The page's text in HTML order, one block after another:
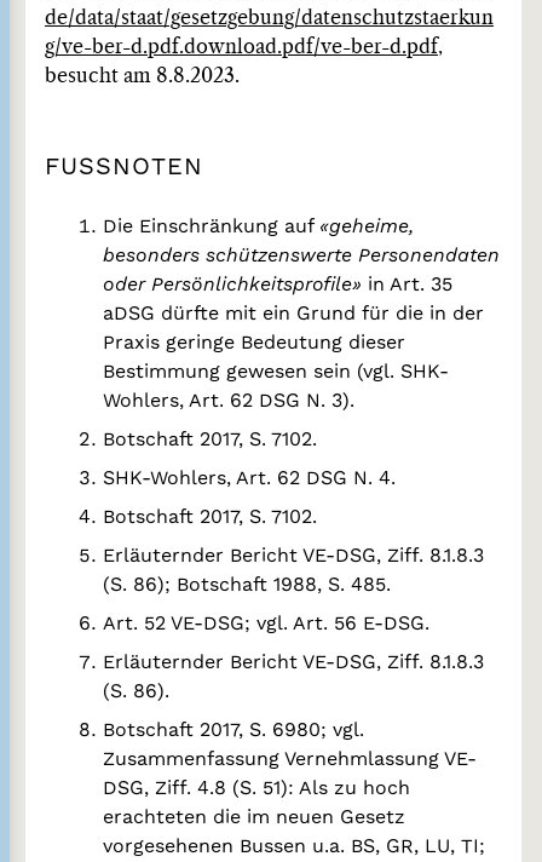
de/data/staat/gesetzgebung/datenschutzstaerkun
g/ve-ber-d.pdf.download.pdf/ve-ber-d.pdf,
besucht am 8.8.2023.
FUSSNOTEN
Die Einschränkung auf «geheime,
besonders schützenswerte Personendaten
oder Persönlichkeitsprofile» in Art. 35
aDSG dürfte mit ein Grund für die in der
Praxis geringe Bedeutung dieser
Bestimmung gewesen sein (vgl. SHK-
Wohlers, Art. 62 DSG N. 3).
Botschaft 2017, S. 7102.
SHK-Wohlers, Art. 62 DSG N. 4.
Botschaft 2017, S. 7102.
Erläuternder Bericht VE-DSG, Ziff. 8.1.8.3
(S. 86); Botschaft 1988, S. 485.
Art. 52 VE-DSG; vgl. Art. 56 E-DSG.
Erläuternder Bericht VE-DSG, Ziff. 8.1.8.3
(S. 86).
Botschaft 2017, S. 6980; vgl.
Zusammenfassung Vernehmlassung VE-
DSG, Ziff. 4.8 (S. 51): Als zu hoch
erachteten die im neuen Gesetz
vorgesehenen Bussen u.a. BS, GR, LU, TI;